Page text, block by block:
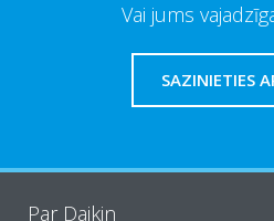
Vai jums
SAZINIETIES
Par Daikin